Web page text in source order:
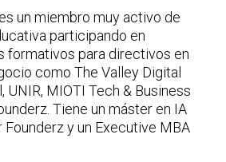
un miembro muy activo de
participando en
formativos para directivos en
como The Valley Digital
UNIR, MIOTI Tech & Business
Tiene un máster en IA
Founderz y un Executive MBA